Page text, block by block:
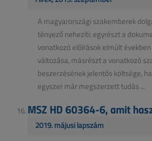
A magyarországi szakemberek
tényező nehezíti: egyrészt a
vonatkozó előírások elmúlt
változása, másrészt a vonatkozó
beszerzésének jelentős költsége,
egyszer már megszerzett tudás ...
MSZ HD 60364-6, amit
2019. májusi lapszám